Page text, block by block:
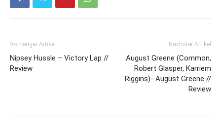
Vorheriger Artikel
Nipsey Hussle – Victory Lap //
Review
Nächster Artikel
August Greene (Common,
Robert Glasper, Karriem
Riggins)- August Greene //
Review